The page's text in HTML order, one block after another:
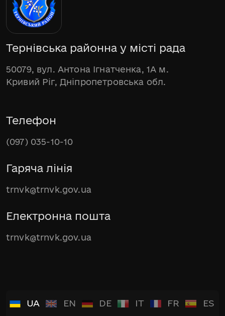
Тернівська районна у місті рада
50079, вул. Антона Ігнатченка, 1А м.
Кривий Ріг, Дніпропетровська обл.
Телефон
(097) 035-10-10
Гаряча лінія
trnvk@trnvk.gov.ua
Електронна пошта
trnvk@trnvk.gov.ua
UA EN DE IT FR ES